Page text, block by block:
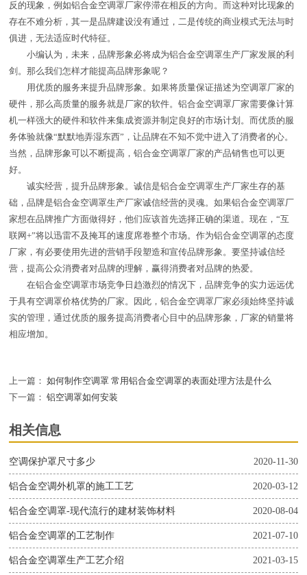
反的现象，例如铝合金空调罩厂家停滞在相反的方向。而这种对比现象的
存在不难分析，其一是品牌建设没有通过，二是传统的商业模式无法与时
俱进，无法适应时代特征。
小编认为，未来，品牌形象必将成为铝合金空调罩生产厂家发展的利
剑。那么我们怎样才能提高品牌形象呢？
用优质的服务来提升品牌形象。如果将质量保证描述为空调罩厂家的
硬件，那么高质量的服务就是厂家的软件。铝合金空调罩厂家需要像计算
机一样强大的硬件和软件来集成资源并制定良好的市场计划。而优质的服
务体验就像“默默地弄湿东西”，让品牌在不知不觉中进入了消费者的心。
当然，品牌形象可以不断提高，铝合金空调罩厂家的产品销售也可以更
好。
诚实经营，提升品牌形象。诚信是铝合金空调罩生产厂家生存的基
础，品牌是铝合金空调罩生产厂家诚信经营的灵魂。如果铝合金空调罩厂
家想在品牌推广方面做得好，他们应该首先选择正确的渠道。现在，“互
联网+”将以迅雷不及掩耳的速度席卷整个市场。作为铝合金空调罩的态度
厂家，有必要使用先进的营销手段塑造和宣传品牌形象。要坚持诚信经
营，提高公众消费者对品牌的理解，赢得消费者对品牌的热爱。
在铝合金空调罩市场竞争日趋激烈的情况下，品牌竞争的实力远远优
于具有空调罩价格优势的厂家。因此，铝合金空调罩厂家必须始终坚持诚
实的管理，通过优质的服务提高消费者心目中的品牌形象，厂家的销量将
相应增加。
上一篇： 如何制作空调罩 常用铝合金空调罩的表面处理方法是什么
下一篇： 铝空调罩如何安装
相关信息
2020-11-30
空调保护罩尺寸多少
2020-03-12
铝合金空调外机罩的施工工艺
2020-08-04
铝合金空调罩-现代流行的建材装饰材料
2021-07-10
铝合金空调罩的工艺制作
2021-03-15
铝合金空调罩生产工艺介绍